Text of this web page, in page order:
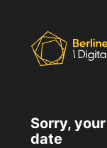
Sorry,
date